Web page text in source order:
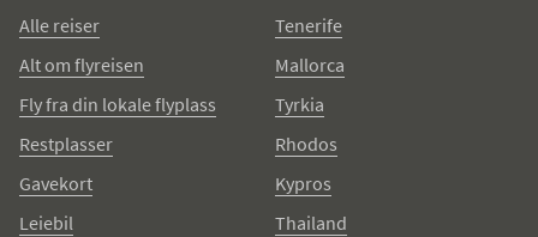
Alle reiser
Alt om flyreisen
Fly fra din lokale flyplass
Restplasser
Gavekort
Leiebil
Tenerife
Mallorca
Tyrkia
Rhodos
Kypros
Thailand